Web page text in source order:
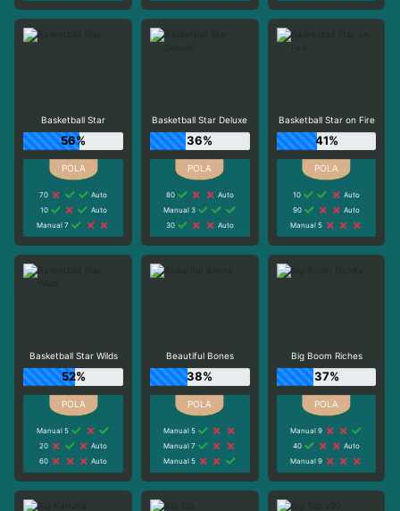
Basketball Star
56%
70
Auto
10
Auto
Manual 7
Basketball Star Deluxe
36%
80
Auto
Manual 3
30
Auto
Basketball Star on Fire
41%
10
Auto
90
Auto
Manual 5
Basketball Star Wilds
52%
Manual 5
20
Auto
60
Auto
Beautiful Bones
38%
Manual 5
Manual 7
Manual 5
Big Boom Riches
37%
Manual 9
40
Auto
Manual 9